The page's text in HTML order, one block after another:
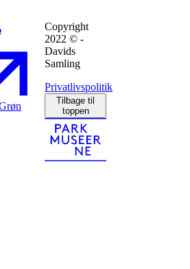
Copyright
2022 © -
Davids
Samling
Privatlivspolitik
Tilbage til
toppen